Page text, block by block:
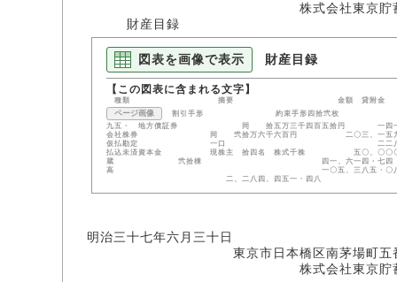
株式会社東京貯蓄
財産目録
図表を画像で表示 財産目録
種類 摘要 金額 貸附金 証書
ページ画像
割引手形 約束手形四拾弐枚 四
九五・ 地方債証券 同 拾五万三千四百五拾円
会社株券 同 弐拾万六千六百円 二〇三、一五九
仮払勘定 一口 二二八・一〇
払込未済資本金 現株主 拾四名 株式千株 五〇、〇
蔵 弐拾棟 四一、六一四・七四
高 一〇五、三八五・〇八 内訳 正
二、二八四、四五一・四八
明治三十七年六月三十日
東京市日本橋区南茅場町五
株式会社東京貯蓄